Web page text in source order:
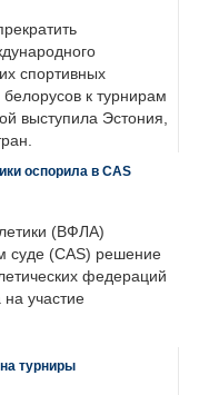
спортивных
к турнирам
выступила Эстония,
оспорила в CAS
(ВФЛА)
суде (CAS) решение
федераций
участие
турниры